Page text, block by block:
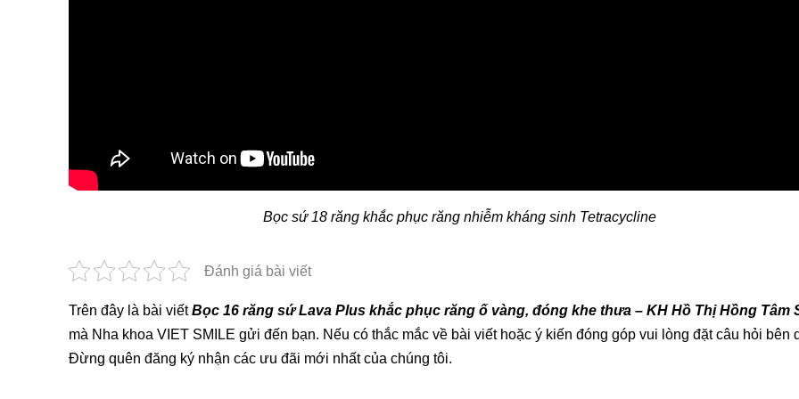
Bọc sứ 18 răng khắc phục răng nhiễm kháng sinh Tetracycline
Đánh giá bài viết
Trên đây là bài viếtBọc 16 răng sứ Lava Plus khắc phục răng ố vàng, đóng khe thưa – KH Hồ Thị Hồng Tâm
mà Nha khoa VIET SMILE gửi đến bạn. Nếu có thắc mắc về bài viết hoặc ý kiến đóng góp vui lòng đặt câu hỏi bên
Đừng quên đăng ký nhận các ưu đãi mới nhất của chúng tôi.